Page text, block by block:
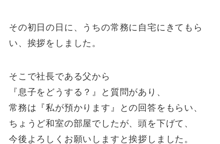
その初日の日に、うちの常務に自宅にきてもら
い、挨拶をしました。
そこで社長である父から
『息子をどうする？』と質問があり、
常務は『私が預かります』との回答をもらい、
ちょうど和室の部屋でしたが、頭を下げて、
今後よろしくお願いしますと挨拶しました。